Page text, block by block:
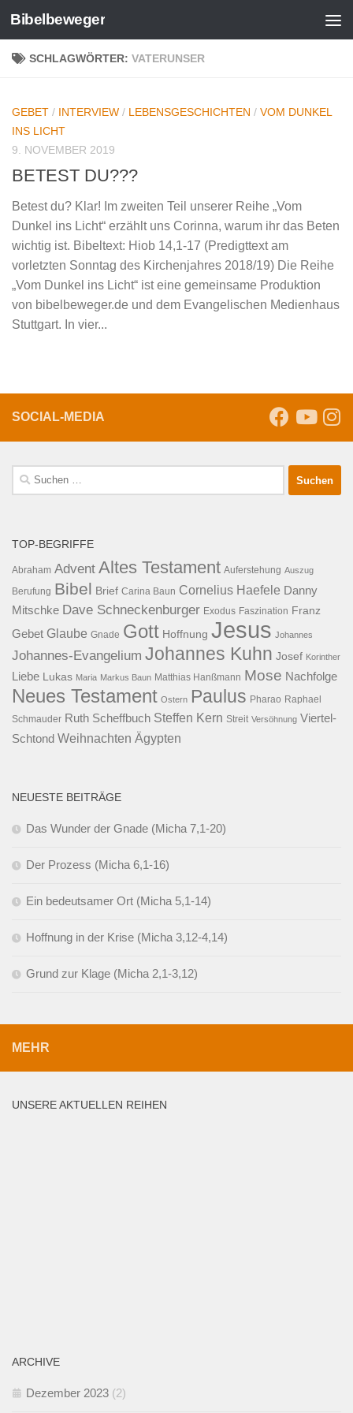
Zum Inhalt springen
Bibelbeweger
SCHLAGWÖRTER: VATERUNSER
GEBET / INTERVIEW / LEBENSGESCHICHTEN / VOM DUNKEL
INS LICHT
9. NOVEMBER 2019
BETEST DU???
Betest du? Klar! Im zweiten Teil unserer Reihe „Vom
Dunkel ins Licht“ erzählt uns Corinna, warum ihr das Beten
wichtig ist. Bibeltext: Hiob 14,1-17 (Predigttext am
vorletzten Sonntag des Kirchenjahres 2018/19) Die Reihe
„Vom Dunkel ins Licht“ ist eine gemeinsame Produktion
von bibelbeweger.de und dem Evangelischen Medienhaus
Stuttgart. In vier...
SOCIAL-MEDIA
Suche
nach:
TOP-BEGRIFFE
Abraham Advent Altes Testament Auferstehung Auszug
Berufung Bibel Brief Carina Baun Cornelius Haefele Danny
Mitschke Dave Schneckenburger Exodus Faszination Franz
Gebet Glaube Gnade Gott Hoffnung Jesus Johannes
Johannes-Evangelium Johannes Kuhn Josef Korinther
Liebe Lukas Maria Markus Baun Matthias Hanßmann Mose Nachfolge
Neues Testament Ostern Paulus Pharao Raphael
Schmauder Ruth Scheffbuch Steffen Kern Streit Versöhnung Viertel-
Schtond Weihnachten Ägypten
NEUESTE BEITRÄGE
Das Wunder der Gnade (Micha 7,1-20)
Der Prozess (Micha 6,1-16)
Ein bedeutsamer Ort (Micha 5,1-14)
Hoffnung in der Krise (Micha 3,12-4,14)
Grund zur Klage (Micha 2,1-3,12)
MEHR
UNSERE AKTUELLEN REIHEN
ARCHIVE
Dezember 2023 (2)